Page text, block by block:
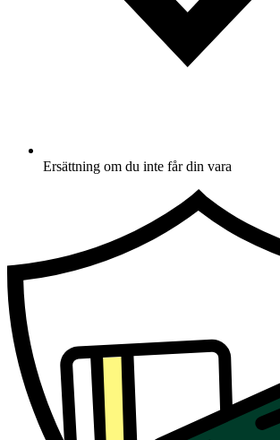
Ersättning om du inte får din vara